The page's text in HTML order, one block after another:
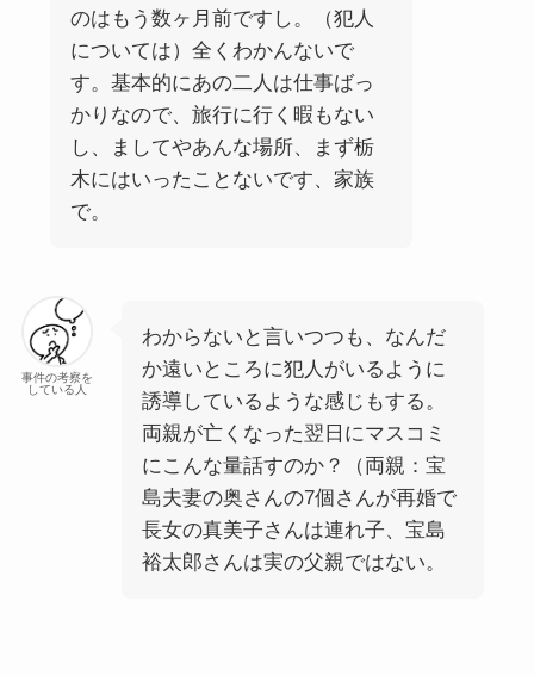
のはもう数ヶ月前ですし。（犯人
については）全くわかんないで
す。基本的にあの二人は仕事ばっ
かりなので、旅行に行く暇もない
し、ましてやあんな場所、まず栃
木にはいったことないです、家族
で。
事件の考察を
している人
わからないと言いつつも、なんだ
か遠いところに犯人がいるように
誘導しているような感じもする。
両親が亡くなった翌日にマスコミ
にこんな量話すのか？（両親：宝
島夫妻の奥さんの7個さんが再婚で
長女の真美子さんは連れ子、宝島
裕太郎さんは実の父親ではない。